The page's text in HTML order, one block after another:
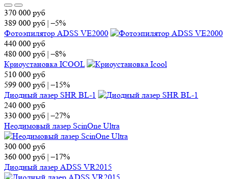
370 000 руб
389 000 руб |–5%
Фотоэпилятор ADSS VE2000
440 000 руб
480 000 руб |–8%
Криоустановка ICOOL
510 000 руб
599 000 руб |–15%
Диодный лазер SHR BL-1
240 000 руб
330 000 руб |–27%
Неодимовый лазер ScinOne Ultra
300 000 руб
360 000 руб |–17%
Диодный лазер ADSS VR2015